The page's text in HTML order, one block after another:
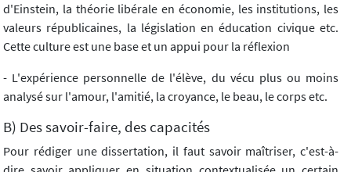
d'Einstein, la théorie libérale en économie, les institutions, les
valeurs républicaines, la législation en éducation civique etc.
Cette culture est une base et un appui pour la réflexion
- L'expérience personnelle de l'élève, du vécu plus ou moins
analysé sur l'amour, l'amitié, la croyance, le beau, le corps etc.
B) Des savoir-faire, des capacités
Pour rédiger une dissertation, il faut savoir maîtriser, c'est-à-